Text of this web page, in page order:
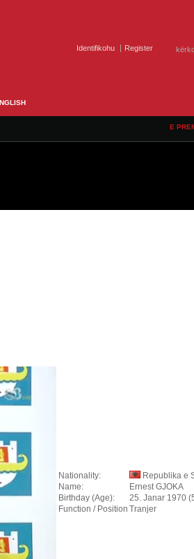
Identifikohu Register
E
Nationality:
Republika e
Name:
Ernest GJOKA
Birthday (Age):
25. Janar 1970
Function / Position Tranjer